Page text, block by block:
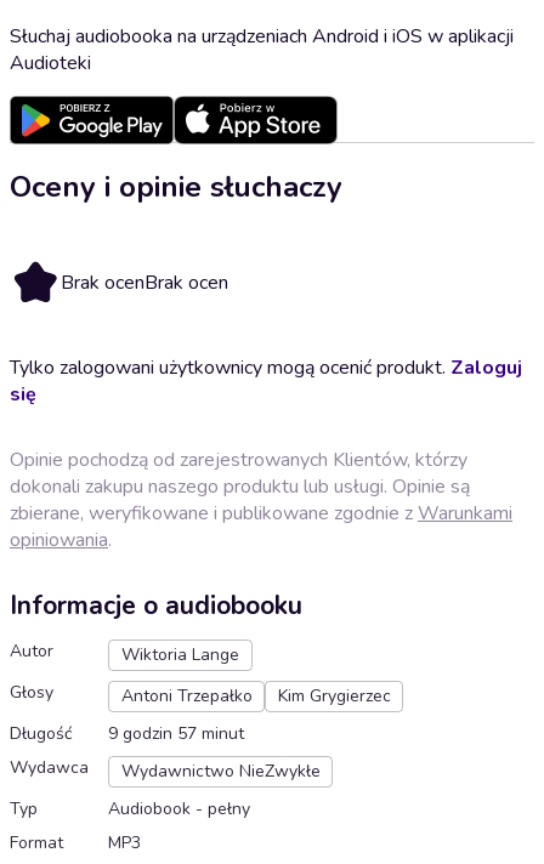
Słuchaj audiobooka na urządzeniach Android i iOS w aplikacji
Audioteki
Oceny i opinie słuchaczy
Brak ocenBrak ocen
Tylko zalogowani użytkownicy mogą ocenić produkt. Zaloguj
się
Opinie pochodzą od zarejestrowanych Klientów, którzy
dokonali zakupu naszego produktu lub usługi. Opinie są
zbierane, weryfikowane i publikowane zgodnie zWarunkami
opiniowania.
Informacje o audiobooku
Autor
Wiktoria Lange
Głosy
Antoni Trzepałko
Kim Grygierzec
Długość
9 godzin 57 minut
Wydawca
Wydawnictwo NieZwykłe
Typ
Audiobook - pełny
Format
MP3